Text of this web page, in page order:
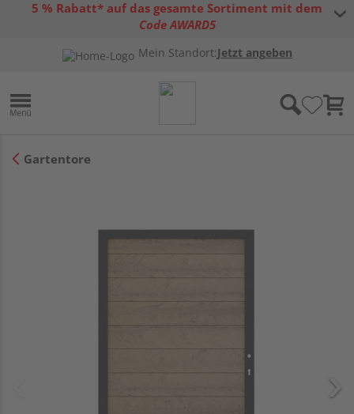
5 % Rabatt* auf das gesamte Sortiment mit dem
Code AWARD5
Gutscheinbedingungen
Mein Standort:Jetzt angeben
Gartentore